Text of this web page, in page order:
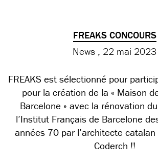
FREAKS CONCOURS
News
22 mai 2023
FREAKS est sélectionné pour
pour la création de la « Maison
Barcelone » avec la rénovation
l’Institut Français de Barcelone
années 70 par l’architecte catalan
Coderch !!